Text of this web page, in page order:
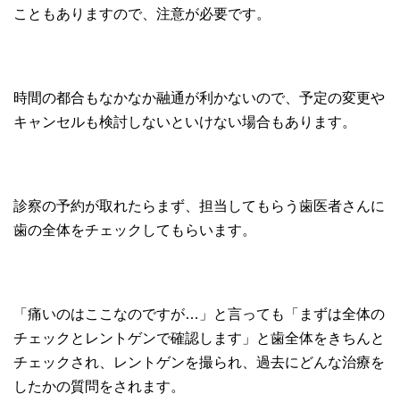
こともありますので、注意が必要です。
時間の都合もなかなか融通が利かないので、予定の変更や
キャンセルも検討しないといけない場合もあります。
診察の予約が取れたらまず、担当してもらう歯医者さんに
歯の全体をチェックしてもらいます。
「痛いのはここなのですが…」と言っても「まずは全体の
チェックとレントゲンで確認します」と歯全体をきちんと
チェックされ、レントゲンを撮られ、過去にどんな治療を
したかの質問をされます。